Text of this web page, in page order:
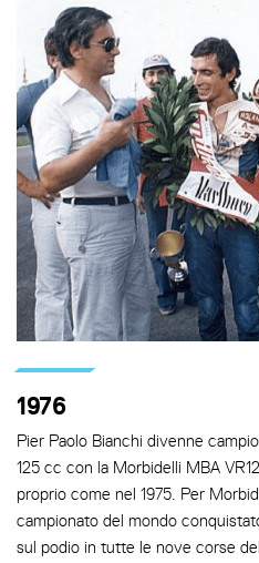
1976
Pier Paolo Bianchi divenne
125 cc con la Morbidelli MBA
proprio come nel 1975. Per
campionato del mondo
sul podio in tutte le nove corse